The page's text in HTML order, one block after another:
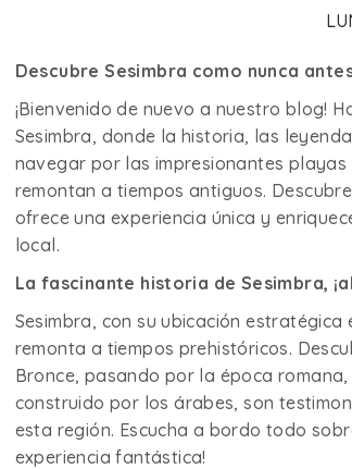
Descubre Sesimbra como nunca
¡Bienvenido de nuevo a nuestro blog!
Sesimbra, donde la historia, las
navegar por las impresionantes
remontan a tiempos antiguos.
ofrece una experiencia única y
local.
La fascinante historia de Sesimbra,
Sesimbra, con su ubicación
remonta a tiempos prehistóricos.
Bronce, pasando por la época
construido por los árabes, son
esta región. Escucha a bordo todo
experiencia fantástica!